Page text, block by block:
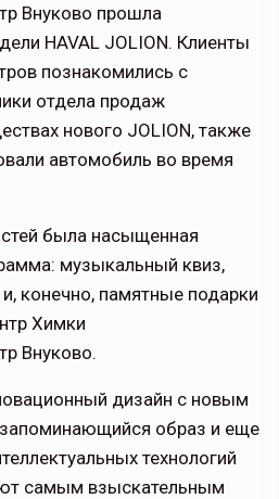
Внуково прошла
HAVAL JOLION. Клиенты
познакомились с
отдела продаж
нового JOLION, также
автомобиль во время
была насыщенная
музыкальный квиз,
конечно, памятные подарки
Химки
Внуково.
дизайн с новым
запоминающийся образ и еще
технологий
самым взыскательным